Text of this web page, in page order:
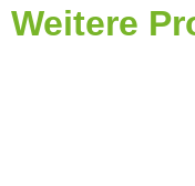
Weitere